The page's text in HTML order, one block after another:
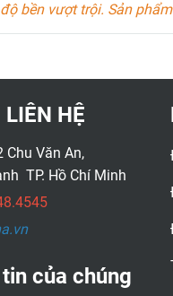
bền vượt trội. Sản phẩm
cho các kỹ sư điện và
HỆ
Văn An,
TP. Hồ Chí Minh
của chúng